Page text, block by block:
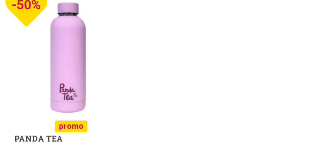
-50%
promo
PANDA TEA